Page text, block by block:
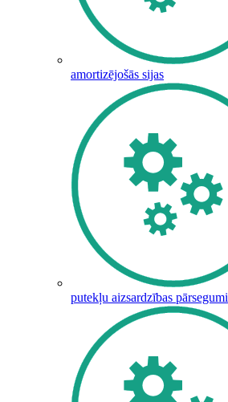
amortizējošās sijas
putekļu aizsardzības pārsegumi